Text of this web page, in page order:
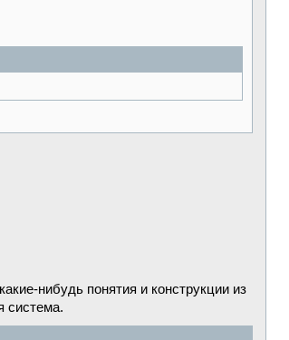
нибудь понятия и конструкции из
система.